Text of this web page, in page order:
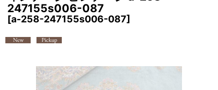
247155s006-087
[a-258-247155s006-087]